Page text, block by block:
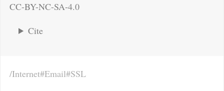
CC-BY-NC-SA-4.0
Cite
Internet Email SSL